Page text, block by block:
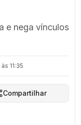
e nega vínculos
11:35
Compartilhar